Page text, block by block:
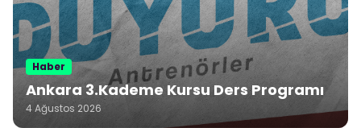
Haber
Ankara 3.Kademe Kursu Ders Programı
4 Ağustos 2026